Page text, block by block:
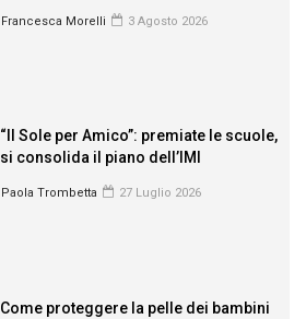
Francesca Morelli 3 Agosto 2026
“Il Sole per Amico”: premiate le scuole,
si consolida il piano dell’IMI
Paola Trombetta 27 Luglio 2026
Come proteggere la pelle dei bambini